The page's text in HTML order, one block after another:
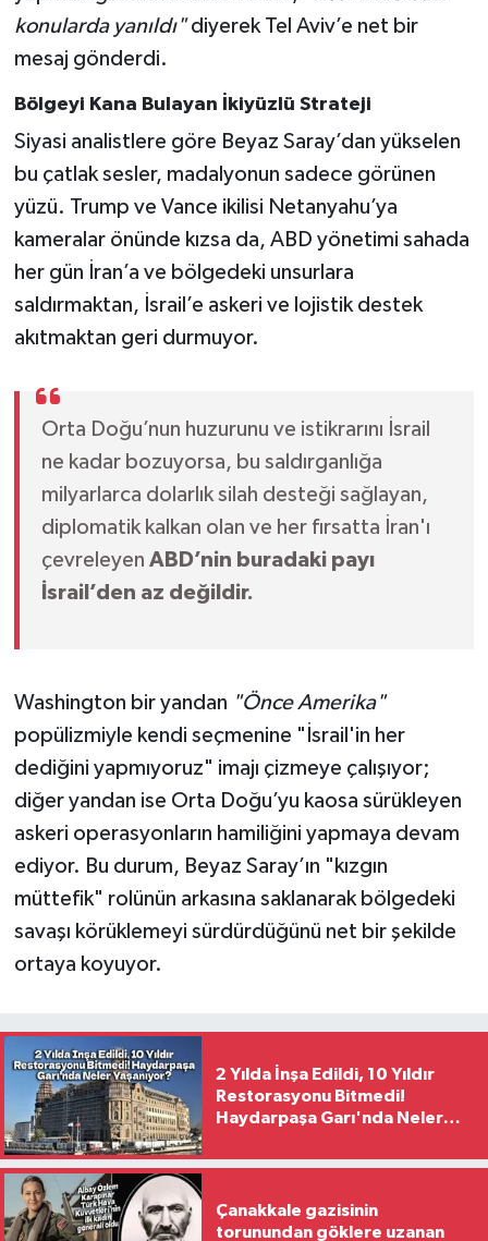
konularda yanıldı"diyerek Tel Aviv’e net bir
mesaj gönderdi.
Bölgeyi Kana Bulayan İkiyüzlü Strateji
Siyasi analistlere göre Beyaz Saray’dan yükselen
bu çatlak sesler, madalyonun sadece görünen
yüzü. Trump ve Vance ikilisi Netanyahu’ya
kameralar önünde kızsa da, ABD yönetimi sahada
her gün İran’a ve bölgedeki unsurlara
saldırmaktan, İsrail’e askeri ve lojistik destek
akıtmaktan geri durmuyor.
Orta Doğu’nun huzurunu ve istikrarını İsrail
ne kadar bozuyorsa, bu saldırganlığa
milyarlarca dolarlık silah desteği sağlayan,
diplomatik kalkan olan ve her fırsatta İran'ı
çevreleyen ABD’nin buradaki payı
İsrail’den az değildir.
Washington bir yandan "Önce Amerika"
popülizmiyle kendi seçmenine "İsrail'in her
dediğini yapmıyoruz" imajı çizmeye çalışıyor;
diğer yandan ise Orta Doğu’yu kaosa sürükleyen
askeri operasyonların hamiliğini yapmaya devam
ediyor. Bu durum, Beyaz Saray’ın "kızgın
müttefik" rolünün arkasına saklanarak bölgedeki
savaşı körüklemeyi sürdürdüğünü net bir şekilde
ortaya koyuyor.
2 Yılda İnşa Edildi, 10 Yıldır
Restorasyonu Bitmedi!
Haydarpaşa Garı'nda Neler
Çanakkale gazisinin
torunundan göklere uzanan